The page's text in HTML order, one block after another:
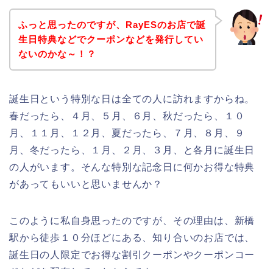
ふっと思ったのですが、RayESのお店で誕
生日特典などでクーポンなどを発行してい
ないのかな～！？
誕生日という特別な日は全ての人に訪れますからね。
春だったら、４月、５月、６月、秋だったら、１０
月、１１月、１２月、夏だったら、７月、８月、９
月、冬だったら、１月、２月、３月、と各月に誕生日
の人がいます。そんな特別な記念日に何かお得な特典
があってもいいと思いませんか？
このように私自身思ったのですが、その理由は、新橋
駅から徒歩１０分ほどにある、知り合いのお店では、
誕生日の人限定でお得な割引クーポンやクーポンコー